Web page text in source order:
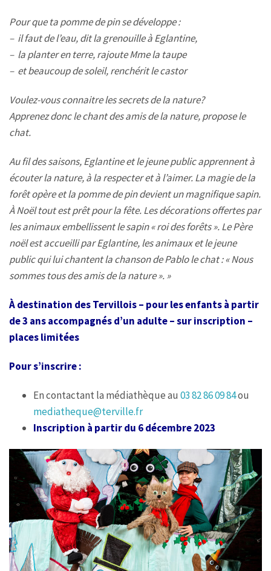
Pour que ta pomme de pin se développe :
– il faut de l’eau, dit la grenouille à Eglantine,
– la planter en terre, rajoute Mme la taupe
– et beaucoup de soleil, renchérit le castor
Voulez-vous connaitre les secrets de la nature?
Apprenez donc le chant des amis de la nature, propose le
chat.
Au fil des saisons, Eglantine et le jeune public apprennent à
écouter la nature, à la respecter et à l’aimer. La magie de la
forêt opère et la pomme de pin devient un magnifique sapin.
À Noël tout est prêt pour la fête. Les décorations offertes par
les animaux embellissent le sapin « roi des forêts ». Le Père
noël est accueilli par Eglantine, les animaux et le jeune
public qui lui chantent la chanson de Pablo le chat : « Nous
sommes tous des amis de la nature ». »
À destination des Tervillois – pour les enfants à partir
de 3 ans accompagnés d’un adulte – sur inscription –
places limitées
Pour s’inscrire :
En contactant la médiathèque au 03 82 86 09 84ou
mediatheque@terville.fr
Inscription à partir du 6 décembre 2023